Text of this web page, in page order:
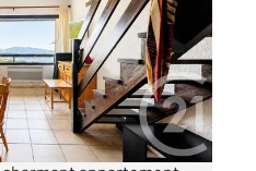
vendre
Saint-Michel-de-